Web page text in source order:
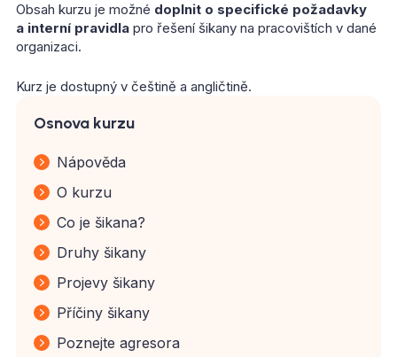
Obsah kurzu je možné doplnit o specifické požadavky
a interní pravidla pro řešení šikany na pracovištích v dané
organizaci.
Kurz je dostupný v češtině a angličtině.
Osnova kurzu
Nápověda
O kurzu
Co je šikana?
Druhy šikany
Projevy šikany
Příčiny šikany
Poznejte agresora